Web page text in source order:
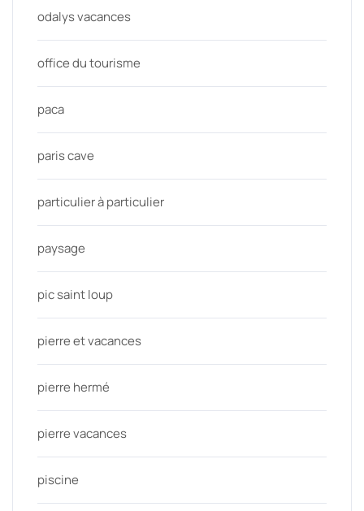
odalys vacances
office du tourisme
paca
paris cave
particulier à particulier
paysage
pic saint loup
pierre et vacances
pierre hermé
pierre vacances
piscine